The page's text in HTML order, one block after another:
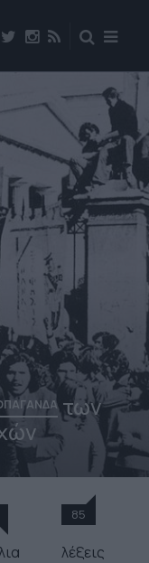
των
85
λέξεις